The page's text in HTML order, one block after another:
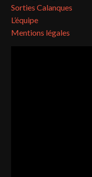
Sorties Calanques
L’équipe
Mentions légales